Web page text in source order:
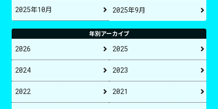
2025年10月 2025年9月
年別アーカイブ
2026 2025
2024 2023
2022 2021